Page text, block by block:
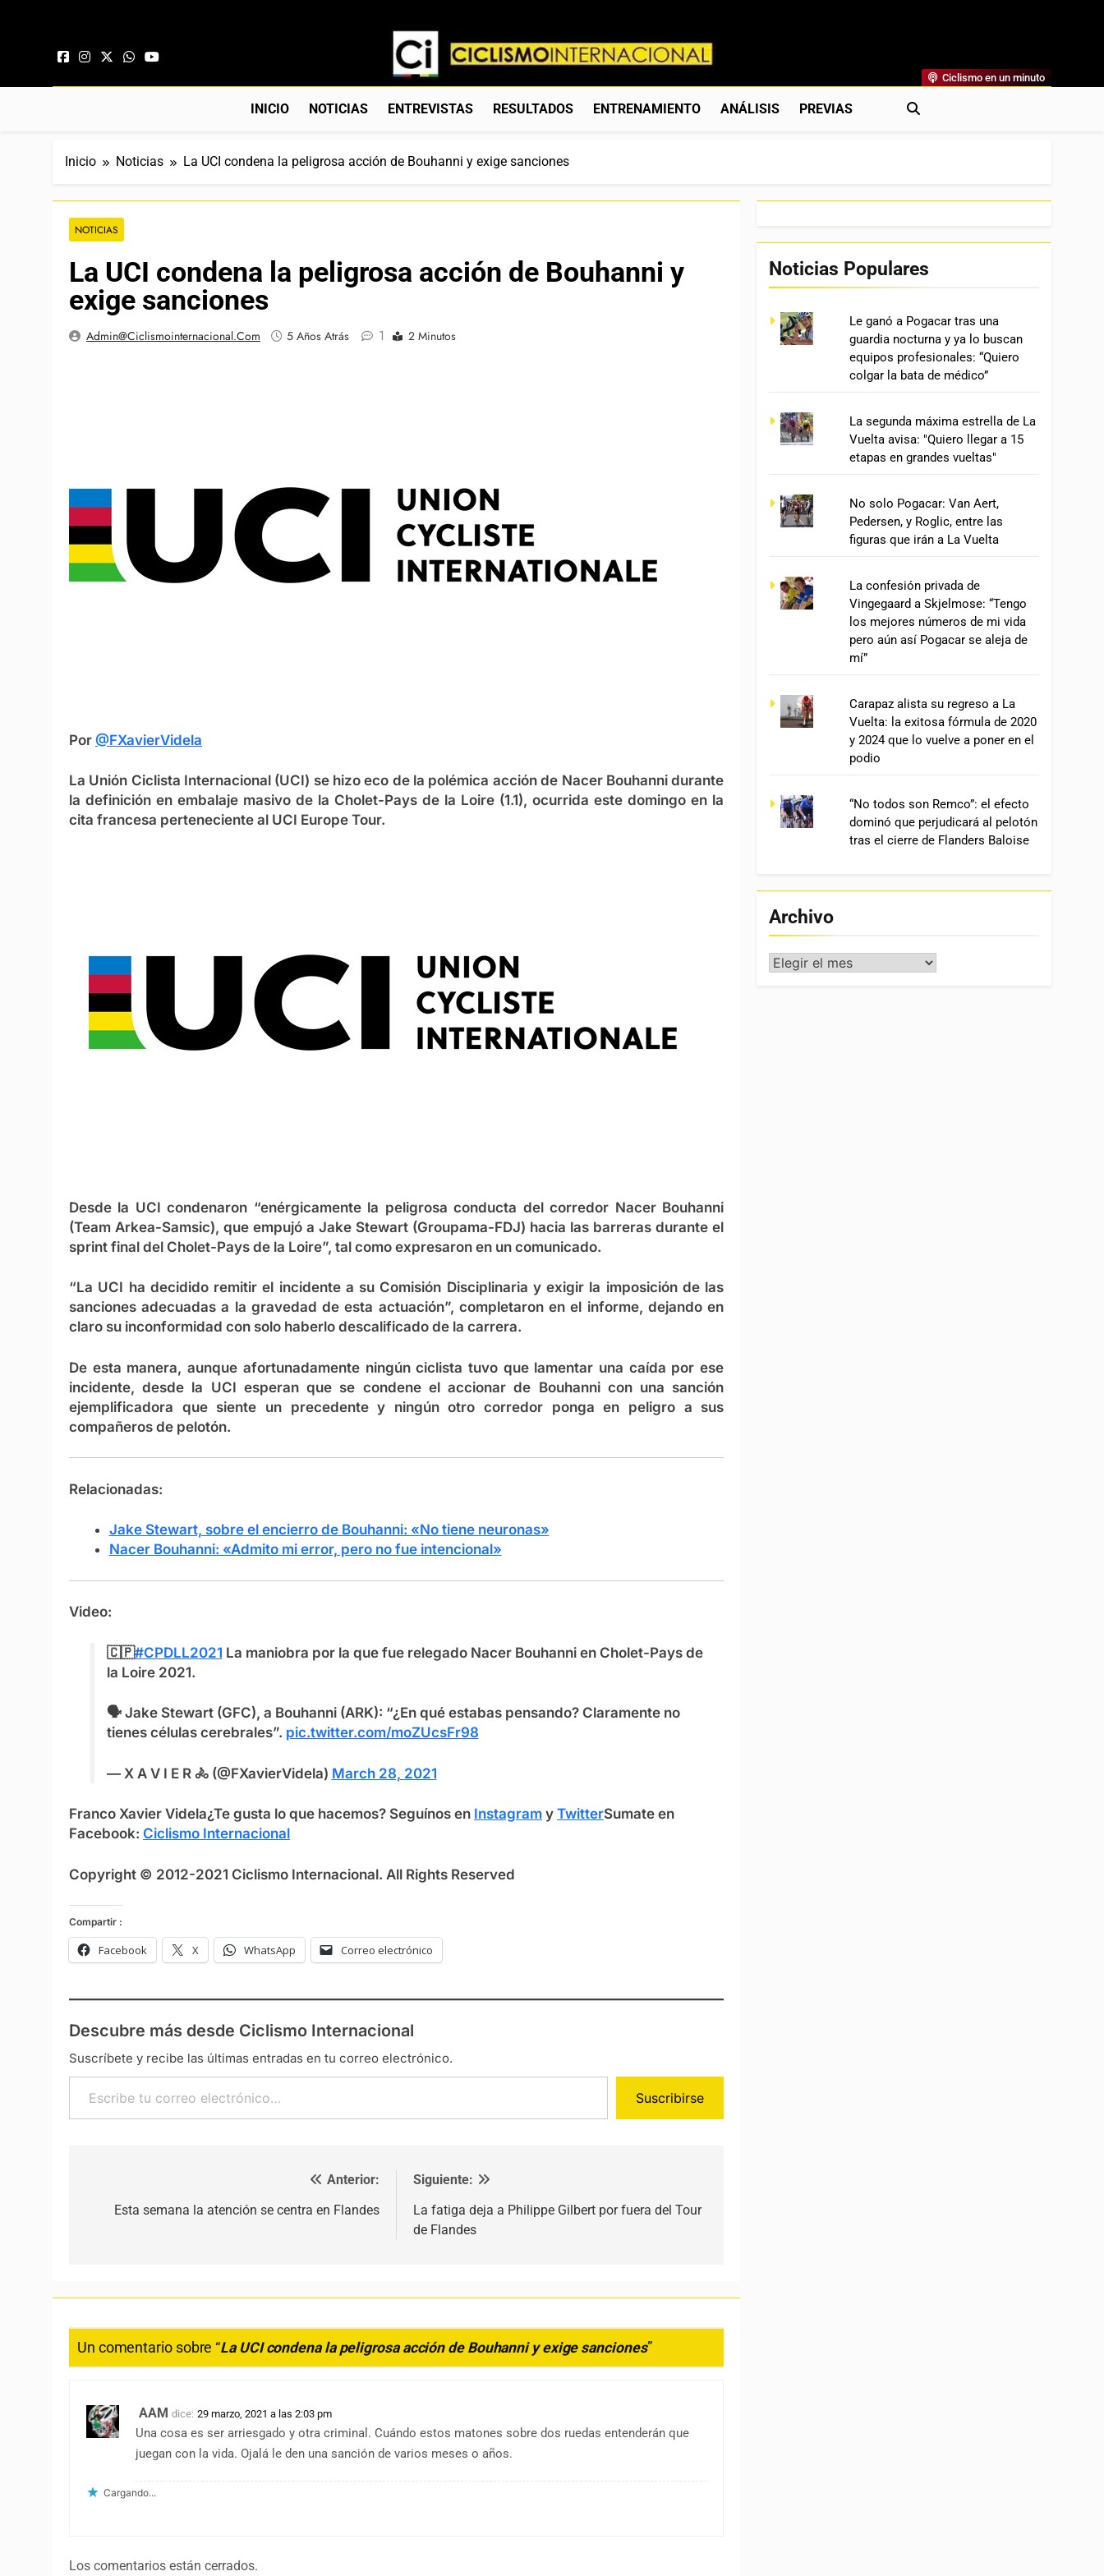
Ciclismo Internacional
Web Dedicada Al Ciclismo Mundial. Entrevistas, Análisis, Crónicas, Previas Y Más. La Web Ciclista De Referencia.
Ciclismo en un minuto
INICIO NOTICIAS ENTREVISTAS RESULTADOS ENTRENAMIENTO ANÁLISIS PREVIAS
Inicio Noticias La UCI condena la peligrosa acción de Bouhanni y exige sanciones
NOTICIAS
La UCI condena la peligrosa acción de Bouhanni y
exige sanciones
Admin@ciclismointernacional.com 5 Años Atrás 1 2 Minutos
Por @FXavierVidela
La Unión Ciclista Internacional (UCI) se hizo eco de la polémica acción de Nacer Bouhanni durante
la definición en embalaje masivo de la Cholet-Pays de la Loire (1.1), ocurrida este domingo en la
cita francesa perteneciente al UCI Europe Tour.
Desde la UCI condenaron “enérgicamente la peligrosa conducta del corredor Nacer Bouhanni
(Team Arkea-Samsic), que empujó a Jake Stewart (Groupama-FDJ) hacia las barreras durante el
sprint final del Cholet-Pays de la Loire”, tal como expresaron en un comunicado.
“La UCI ha decidido remitir el incidente a su Comisión Disciplinaria y exigir la imposición de las
sanciones adecuadas a la gravedad de esta actuación”, completaron en el informe, dejando en
claro su inconformidad con solo haberlo descalificado de la carrera.
De esta manera, aunque afortunadamente ningún ciclista tuvo que lamentar una caída por ese
incidente, desde la UCI esperan que se condene el accionar de Bouhanni con una sanción
ejemplificadora que siente un precedente y ningún otro corredor ponga en peligro a sus
compañeros de pelotón.
Relacionadas:
Jake Stewart, sobre el encierro de Bouhanni: «No tiene neuronas»
Nacer Bouhanni: «Admito mi error, pero no fue intencional»
Video:
🇨🇵#CPDLL2021 La maniobra por la que fue relegado Nacer Bouhanni en Cholet-Pays de
la Loire 2021.
🗣️ Jake Stewart (GFC), a Bouhanni (ARK): “¿En qué estabas pensando? Claramente no
tienes células cerebrales”. pic.twitter.com/moZUcsFr98
— X A V I E R 🚴 (@FXavierVidela) March 28, 2021
Franco Xavier Videla¿Te gusta lo que hacemos? Seguínos en Instagram y TwitterSumate en
Facebook: Ciclismo Internacional
Copyright © 2012-2021 Ciclismo Internacional. All Rights Reserved
Compartir :
Facebook X WhatsApp Correo electrónico
Descubre más desde Ciclismo Internacional
Suscríbete y recibe las últimas entradas en tu correo electrónico.
Escribe tu correo electrónico…
Suscribirse
Anterior:
Esta semana la atención se centra en Flandes
Siguiente:
La fatiga deja a Philippe Gilbert por fuera del Tour
de Flandes
Un comentario sobre “La UCI condena la peligrosa acción de Bouhanni y exige sanciones”
AAM dice: 29 marzo, 2021 a las 2:03 pm
Una cosa es ser arriesgado y otra criminal. Cuándo estos matones sobre dos ruedas entenderán que
juegan con la vida. Ojalá le den una sanción de varios meses o años.
Cargando...
Los comentarios están cerrados.
Noticias Populares
Le ganó a Pogacar tras una
guardia nocturna y ya lo buscan
equipos profesionales: “Quiero
colgar la bata de médico”
La segunda máxima estrella de La
Vuelta avisa: "Quiero llegar a 15
etapas en grandes vueltas"
No solo Pogacar: Van Aert,
Pedersen, y Roglic, entre las
figuras que irán a La Vuelta
La confesión privada de
Vingegaard a Skjelmose: “Tengo
los mejores números de mi vida
pero aún así Pogacar se aleja de
mí”
Carapaz alista su regreso a La
Vuelta: la exitosa fórmula de 2020
y 2024 que lo vuelve a poner en el
podio
“No todos son Remco”: el efecto
dominó que perjudicará al pelotón
tras el cierre de Flanders Baloise
Archivo
Archivo